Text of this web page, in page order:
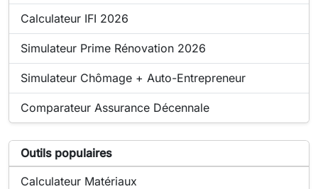
Outil en ligne :
Calculateur IFI 2026
Outil en ligne :
Simulateur Prime Rénovation 2026
Outil en ligne :
Simulateur Chômage + Auto-Entrepreneur
Outil en ligne :
Comparateur Assurance Décennale
Outils populaires
Liste d'outils populaires liés à Calculateur de marge
Outil populaire en ligne :
Calculateur Matériaux